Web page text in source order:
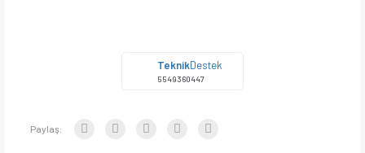
TeknikDestek
5549360447
Paylaş: